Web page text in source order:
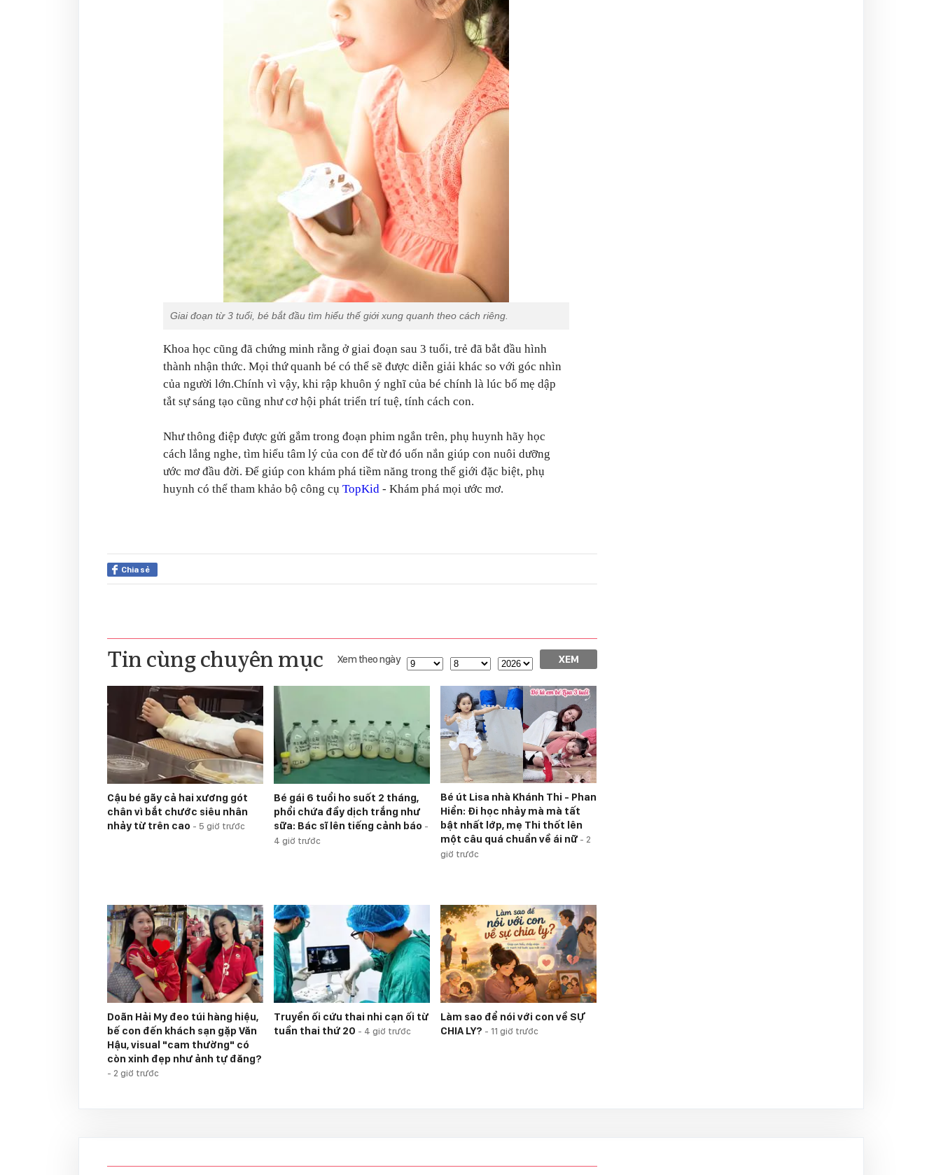
Giai đoạn từ 3 tuổi, bé bắt đầu tìm hiểu thế giới xung quanh theo cách riêng.
Khoa học cũng đã chứng minh rằng ở giai đoạn sau 3 tuổi, trẻ đã bắt đầu hình
thành nhận thức. Mọi thứ quanh bé có thể sẽ được diễn giải khác so với góc nhìn
của người lớn.Chính vì vậy, khi rập khuôn ý nghĩ của bé chính là lúc bố mẹ dập
tắt sự sáng tạo cũng như cơ hội phát triển trí tuệ, tính cách con.
Như thông điệp được gửi gắm trong đoạn phim ngắn trên, phụ huynh hãy học
cách lắng nghe, tìm hiểu tâm lý của con để từ đó uốn nắn giúp con nuôi dưỡng
ước mơ đầu đời. Để giúp con khám phá tiềm năng trong thế giới đặc biệt, phụ
huynh có thể tham khảo bộ công cụ TopKid - Khám phá mọi ước mơ.
Chia sẻ
Tin cùng chuyên mục Xem theo ngày XEM
Cậu bé gãy cả hai xương gót
chân vì bắt chước siêu nhân
nhảy từ trên cao - 5 giờ trước
Bé gái 6 tuổi ho suốt 2 tháng,
phổi chứa đầy dịch trắng như
sữa: Bác sĩ lên tiếng cảnh báo -
4 giờ trước
Bé út Lisa nhà Khánh Thi - Phan
Hiển: Đi học nhảy mà mà tất
bật nhất lớp, mẹ Thi thốt lên
một câu quá chuẩn về ái nữ - 2
giờ trước
Doãn Hải My đeo túi hàng hiệu,
bế con đến khách sạn gặp Văn
Hậu, visual "cam thường" có
còn xinh đẹp như ảnh tự đăng?
- 2 giờ trước
Truyền ối cứu thai nhi cạn ối từ
tuần thai thứ 20 - 4 giờ trước
Làm sao để nói với con về SỰ
CHIA LY? - 11 giờ trước